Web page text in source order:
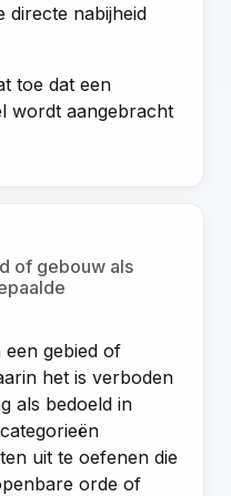
directe nabijheid
toe dat een
wordt aangebracht
of gebouw als
een gebied of
het is verboden
als bedoeld in
uit te oefenen die
orde of